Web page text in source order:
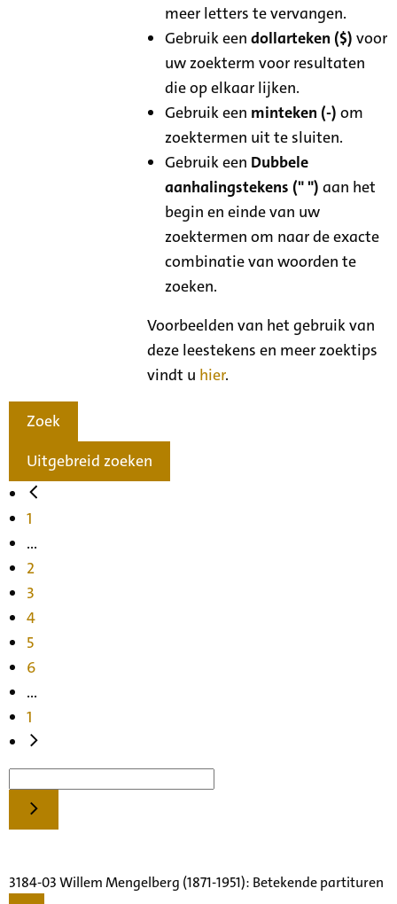
meer letters te vervangen.
Gebruik eendollarteken ($) voor
uw zoekterm voor resultaten
die op elkaar lijken.
Gebruik een minteken (-) om
zoektermen uit te sluiten.
Gebruik een Dubbele
aanhalingstekens (" ") aan het
begin en einde van uw
zoektermen om naar de exacte
combinatie van woorden te
zoeken.
Voorbeelden van het gebruik van
deze leestekens en meer zoektips
vindt u hier.
Zoek
Uitgebreid zoeken
1
...
2
3
4
5
6
...
1
3184-03 Willem Mengelberg (1871-1951): Betekende partituren